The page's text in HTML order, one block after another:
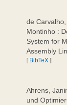
de
Montinho :
System for
Assembly
[ BibTeX ]
Ahrens,
und